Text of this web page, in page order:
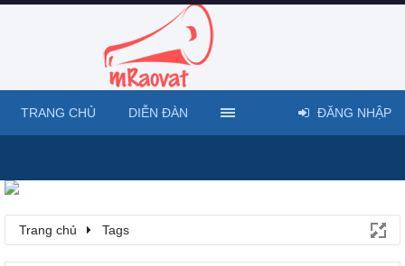
Trang chủ Tags
TRANG CHỦ DIỄN ĐÀN ĐĂNG NHẬP